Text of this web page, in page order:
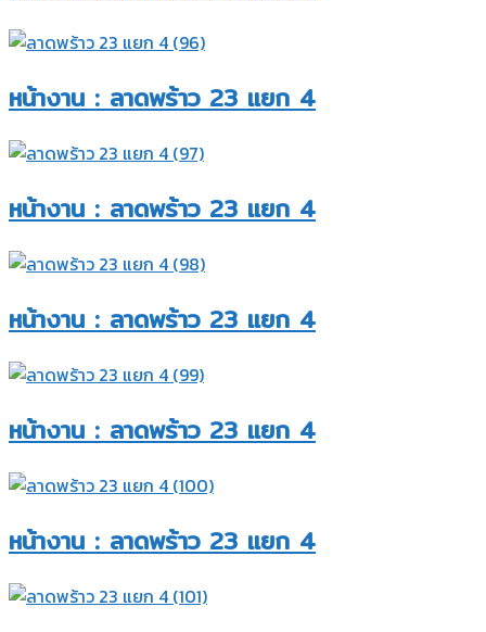
หน้างาน : ลาดพร้าว 23 แยก 4​
หน้างาน : ลาดพร้าว 23 แยก 4​
หน้างาน : ลาดพร้าว 23 แยก 4​
หน้างาน : ลาดพร้าว 23 แยก 4​
หน้างาน : ลาดพร้าว 23 แยก 4​